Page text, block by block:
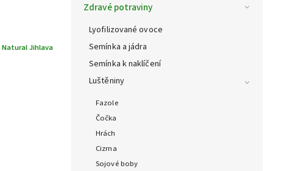
Zdravé potraviny
Lyofilizované ovoce
Semínka a jádra
Semínka k naklíčení
Luštěniny
Fazole
Čočka
Hrách
Cizrna
Sojové boby
Natural Jihlava